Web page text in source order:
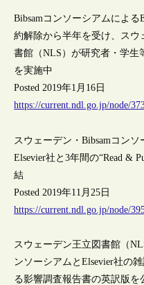
Bibsamコンソーシアムによる
約解除から半年を受け、スウ
書館（NLS）が研究者・学生
を実施中
Posted 2019年1月16日
https://current.ndl.go.jp/node/
スウェーデン・Bibsamコンソ
Elsevier社と3年間の“Read &
結
Posted 2019年11月25日
https://current.ndl.go.jp/node/
スウェーデン王立図書館（
ンソーシアムとElsevier社の
る影響調査報告書の英訳版を